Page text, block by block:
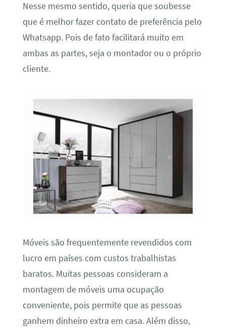
Nesse mesmo sentido, queria que soubesse
que é melhor fazer contato de preferência pelo
Whatsapp. Pois de fato facilitará muito em
ambas as partes, seja o montador ou o próprio
cliente.
Móveis são frequentemente revendidos com
lucro em países com custos trabalhistas
baratos. Muitas pessoas consideram a
montagem de móveis uma ocupação
conveniente, pois permite que as pessoas
ganhem dinheiro extra em casa. Além disso,